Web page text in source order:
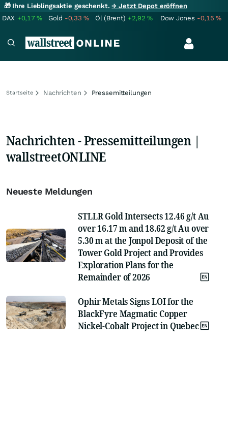
🎁 Ihre Lieblingsaktie geschenkt.→ Jetzt Depot eröffnen
DAX +0,17% Gold -0,33% Öl (Brent) +2,92% Dow Jones -0,15%
Startseite Nachrichten Pressemitteilungen
Nachrichten - Pressemitteilungen |
wallstreetONLINE
Neueste Meldungen
STLLR Gold Intersects 12.46 g/t Au
over 16.17 m and 18.62 g/t Au over
5.30 m at the Jonpol Deposit of the
Tower Gold Project and Provides
Exploration Plans for the
Remainder of 2026
Ophir Metals Signs LOI for the
BlackFyre Magmatic Copper
Nickel-Cobalt Project in Quebec